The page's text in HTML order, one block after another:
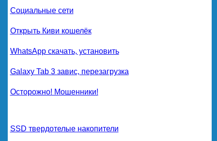
Социальные сети
Открыть Киви кошелёк
WhatsApp скачать, установить
Galaxy Tab 3 завис, перезагрузка
Осторожно! Мошенники!
SSD твердотелые накопители